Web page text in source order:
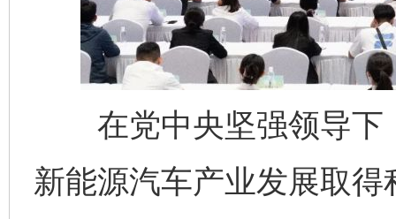
在党中央坚强领导下
新能源汽车产业发展取